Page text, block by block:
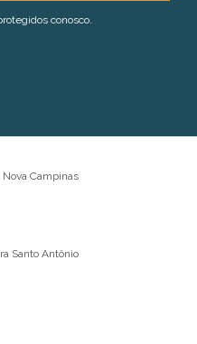
conosco.
Campinas
Santo Antônio